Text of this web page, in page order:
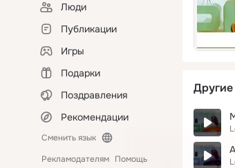
Люди
Публикации
Игры
Подарки
Поздравления
Рекомендации
Сменить язык
Рекламодателям Помощь
Другие